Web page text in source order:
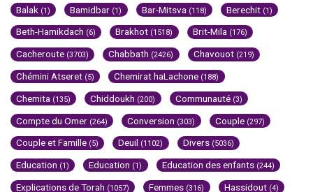
Balak (1) Bamidbar (1) Bar-Mitsva (118) Berechit (1)
Beth-Hamikdach (6) Brakhot (1518) Brit-Mila (176)
Cacheroute (3703) Chabbath (2426) Chavouot (219)
Chémini Atseret (5) Chemirat haLachone (188)
Chemita (135) Chiddoukh (200) Communauté (3)
Compte du Omer (264) Conversion (303) Couple (297)
Couple et Famille (5) Deuil (1102) Divers (5036)
Education (1) Education (1) Education des enfants (244)
Explications de Torah (1057) Femmes (316) Hassidout (4)